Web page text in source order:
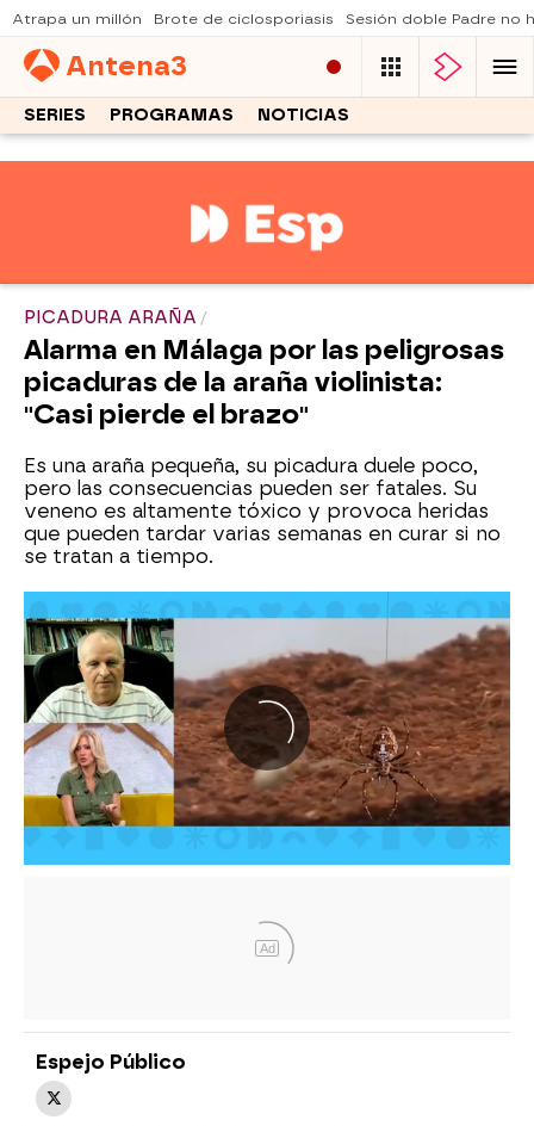
Atrapa un millón Brote de ciclosporiasis Sesión doble Padre no
Antena3
SERIES PROGRAMAS NOTICIAS
PICADURA ARAÑA
Alarma en Málaga por las peligrosas
picaduras de la araña violinista:
"Casi pierde el brazo"
Es una araña pequeña, su picadura duele poco,
pero las consecuencias pueden ser fatales. Su
veneno es altamente tóxico y provoca heridas
que pueden tardar varias semanas en curar si no
se tratan a tiempo.
Ad
Espejo Público